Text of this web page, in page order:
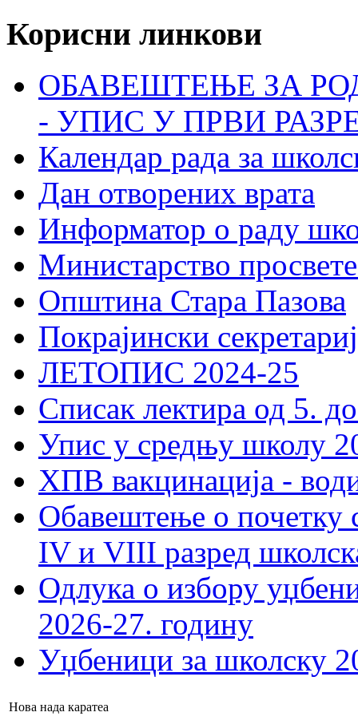
Корисни линкови
ОБАВЕШТЕЊЕ ЗА
- УПИС У ПРВИ
Календар рада за
Дан отворених врата
Информатор о раду
Министарство
Општина Стара Пазова
Покрајински
ЛЕТОПИС 2024-25
Списак лектира од 5.
Упис у средњу школу
ХПВ вакцинација -
Обавештење о почетку
IV и VIII разред
Одлука о избору
2026-27. годину
Уџбеници за школску
Нова нада каратеа